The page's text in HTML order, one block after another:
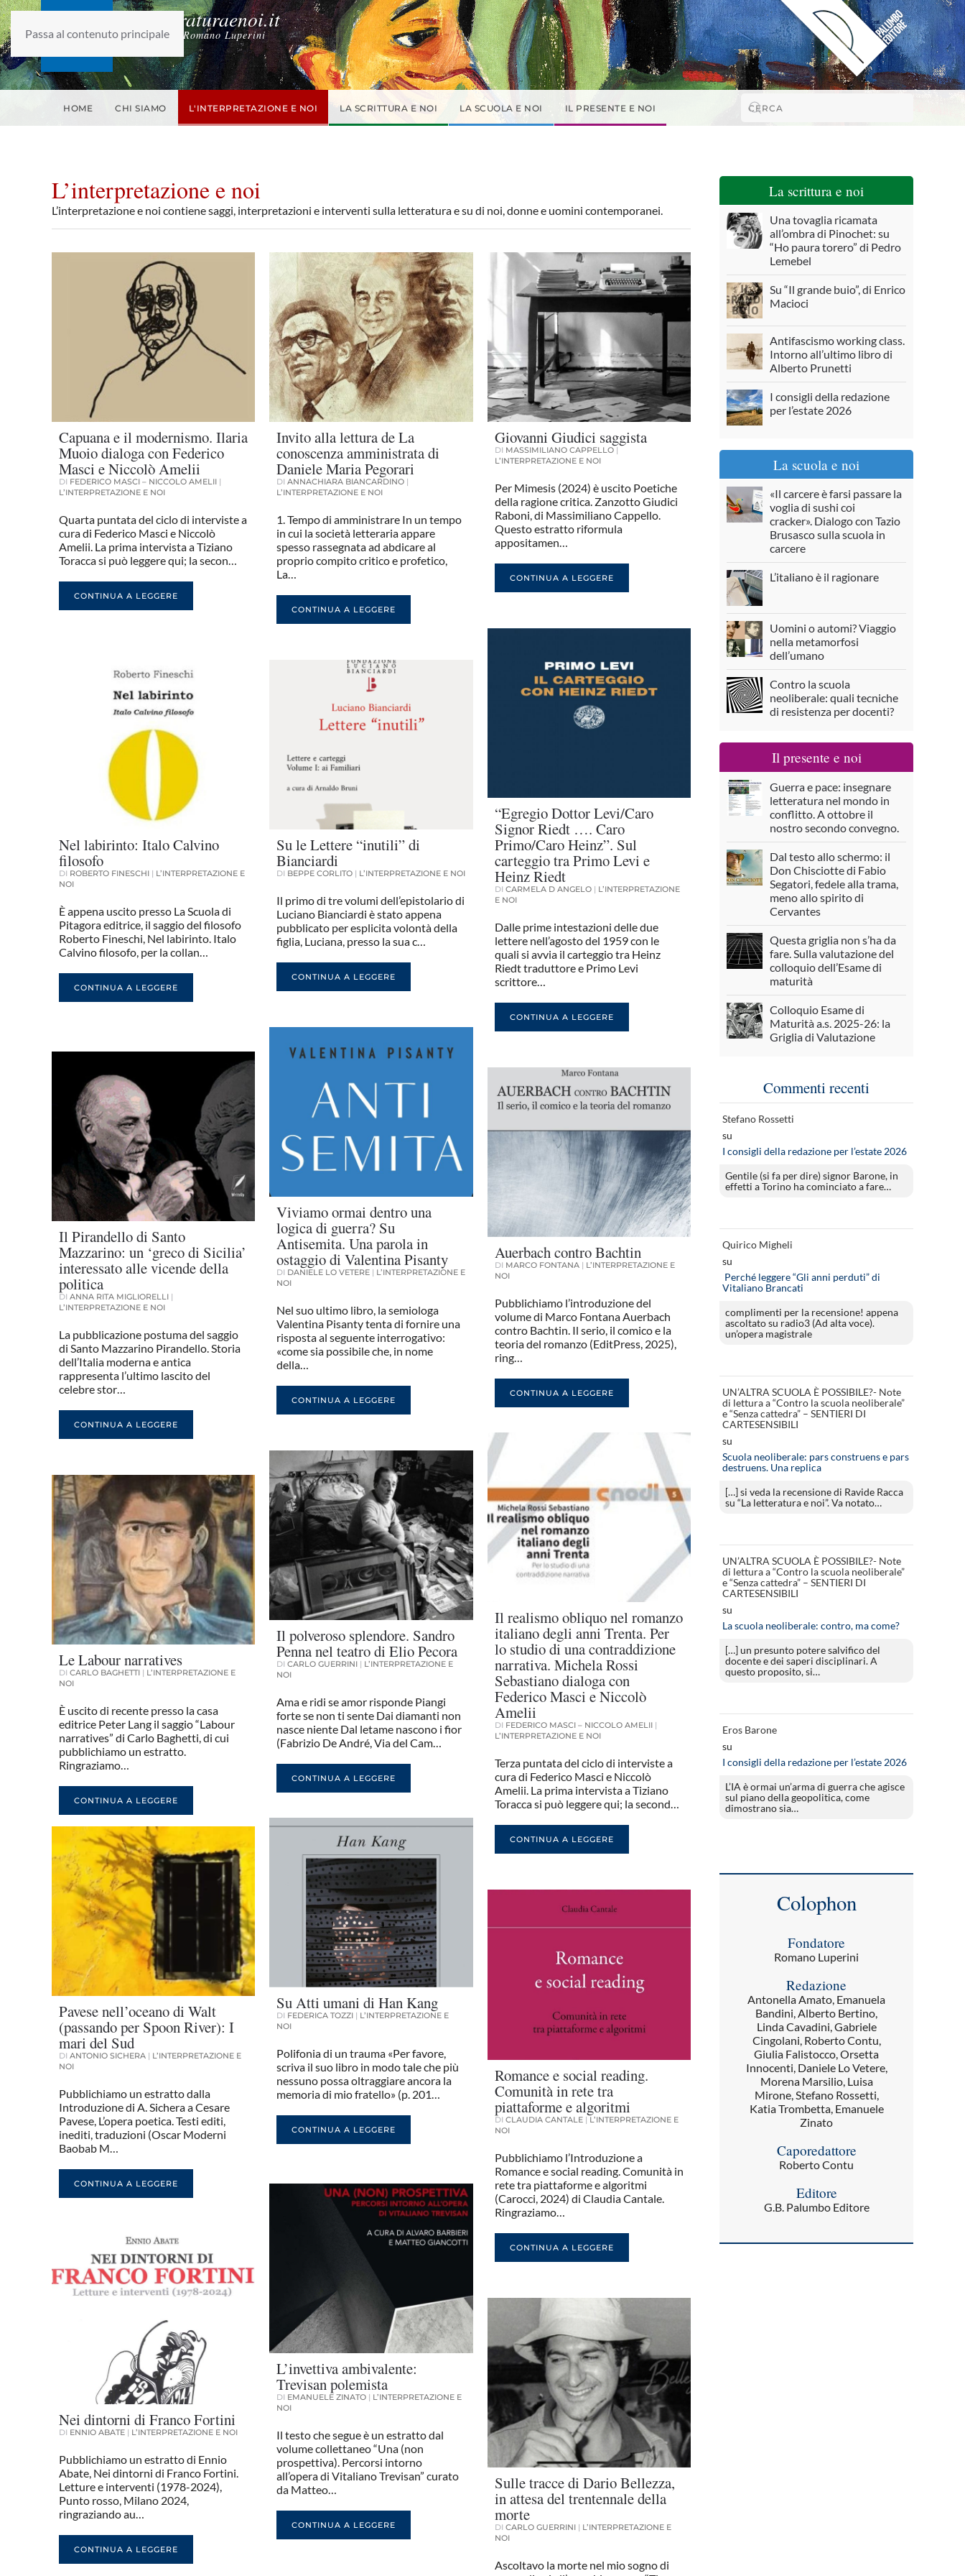
Passa al contenuto principale
laletteraturaenoi.it
fondato da Romano Luperini
HOME CHI SIAMO L'INTERPRETAZIONE E NOI LA SCRITTURA E NOI LA SCUOLA E NOI IL PRESENTE E NOI
L’interpretazione e noi
L’interpretazione e noi contiene saggi, interpretazioni e interventi sulla letteratura e su di noi, donne e uomini contemporanei.
Capuana e il modernismo. Ilaria
Muoio dialoga con Federico
Masci e Niccolò Amelii
DI FEDERICO MASCI – NICCOLO AMELII |
L’INTERPRETAZIONE E NOI
Quarta puntata del ciclo di interviste a
cura di Federico Masci e Niccolò
Amelii. La prima intervista a Tiziano
Toracca si può leggere qui; la secon…
CONTINUA A LEGGERE
Invito alla lettura de La
conoscenza amministrata di
Daniele Maria Pegorari
DIANNACHIARA BIANCARDINO |
L’INTERPRETAZIONE E NOI
1. Tempo di amministrare In un tempo
in cui la società letteraria appare
spesso rassegnata ad abdicare al
proprio compito critico e profetico,
La…
CONTINUA A LEGGERE
Giovanni Giudici saggista
DI MASSIMILIANO CAPPELLO|
L’INTERPRETAZIONE E NOI
Per Mimesis (2024) è uscito Poetiche
della ragione critica. Zanzotto Giudici
Raboni, di Massimiliano Cappello.
Questo estratto riformula
appositamen…
CONTINUA A LEGGERE
Nel labirinto: Italo Calvino
filosofo
DI ROBERTO FINESCHI | L’INTERPRETAZIONE E
NOI
È appena uscito presso La Scuola di
Pitagora editrice, il saggio del filosofo
Roberto Fineschi, Nel labirinto. Italo
Calvino filosofo, per la collan…
CONTINUA A LEGGERE
Su le Lettere “inutili” di
Bianciardi
DI BEPPE CORLITO | L’INTERPRETAZIONE E NOI
Il primo di tre volumi dell’epistolario di
Luciano Bianciardi è stato appena
pubblicato per esplicita volontà della
figlia, Luciana, presso la sua c…
CONTINUA A LEGGERE
“Egregio Dottor Levi/Caro
Signor Riedt …. Caro
Primo/Caro Heinz”. Sul
carteggio tra Primo Levi e
Heinz Riedt
DI CARMELA D ANGELO| L’INTERPRETAZIONE
E NOI
Dalle prime intestazioni delle due
lettere nell’agosto del 1959 con le
quali si avvia il carteggio tra Heinz
Riedt traduttore e Primo Levi
scrittore…
CONTINUA A LEGGERE
Il Pirandello di Santo
Mazzarino: un ‘greco di Sicilia’
interessato alle vicende della
politica
DI ANNA RITA MIGLIORELLI |
L’INTERPRETAZIONE E NOI
La pubblicazione postuma del saggio
di Santo Mazzarino Pirandello. Storia
dell’Italia moderna e antica
rappresenta l’ultimo lascito del
celebre stor…
CONTINUA A LEGGERE
Viviamo ormai dentro una
logica di guerra? Su
Antisemita. Una parola in
ostaggio di Valentina Pisanty
DI DANIELE LO VETERE | L’INTERPRETAZIONE E
NOI
Nel suo ultimo libro, la semiologa
Valentina Pisanty tenta di fornire una
risposta al seguente interrogativo:
«come sia possibile che, in nome
della…
CONTINUA A LEGGERE
Auerbach contro Bachtin
DI MARCO FONTANA| L’INTERPRETAZIONE E
NOI
Pubblichiamo l’introduzione del
volume di Marco Fontana Auerbach
contro Bachtin. Il serio, il comico e la
teoria del romanzo (EditPress, 2025),
ring…
CONTINUA A LEGGERE
Le Labour narratives
DI CARLO BAGHETTI | L’INTERPRETAZIONE E
NOI
È uscito di recente presso la casa
editrice Peter Lang il saggio “Labour
narratives” di Carlo Baghetti, di cui
pubblichiamo un estratto.
Ringraziamo…
CONTINUA A LEGGERE
Il polveroso splendore. Sandro
Penna nel teatro di Elio Pecora
DICARLO GUERRINI | L’INTERPRETAZIONE E
NOI
Ama e ridi se amor risponde Piangi
forte se non ti sente Dai diamanti non
nasce niente Dal letame nascono i fior
(Fabrizio De André, Via del Cam…
CONTINUA A LEGGERE
Il realismo obliquo nel romanzo
italiano degli anni Trenta. Per
lo studio di una contraddizione
narrativa. Michela Rossi
Sebastiano dialoga con
Federico Masci e Niccolò
Amelii
DI FEDERICO MASCI – NICCOLO AMELII|
L’INTERPRETAZIONE E NOI
Terza puntata del ciclo di interviste a
cura di Federico Masci e Niccolò
Amelii. La prima intervista a Tiziano
Toracca si può leggere qui; la second…
CONTINUA A LEGGERE
Pavese nell’oceano di Walt
(passando per Spoon River): I
mari del Sud
DI ANTONIO SICHERA | L’INTERPRETAZIONE E
NOI
Pubblichiamo un estratto dalla
Introduzione di A. Sichera a Cesare
Pavese, L’opera poetica. Testi editi,
inediti, traduzioni (Oscar Moderni
Baobab M…
CONTINUA A LEGGERE
Su Atti umani di Han Kang
DI FEDERICA TOZZI | L’INTERPRETAZIONE E
NOI
Polifonia di un trauma «Per favore,
scriva il suo libro in modo tale che più
nessuno possa oltraggiare ancora la
memoria di mio fratello» (p. 201…
CONTINUA A LEGGERE
Romance e social reading.
Comunità in rete tra
piattaforme e algoritmi
DI CLAUDIA CANTALE|L’INTERPRETAZIONE E
NOI
Pubblichiamo l’Introduzione a
Romance e social reading. Comunità in
rete tra piattaforme e algoritmi
(Carocci, 2024) di Claudia Cantale.
Ringraziamo…
CONTINUA A LEGGERE
Nei dintorni di Franco Fortini
DI ENNIO ABATE | L’INTERPRETAZIONE E NOI
Pubblichiamo un estratto di Ennio
Abate, Nei dintorni di Franco Fortini.
Letture e interventi (1978-2024),
Punto rosso, Milano 2024,
ringraziando au…
CONTINUA A LEGGERE
L’invettiva ambivalente:
Trevisan polemista
DI EMANUELE ZINATO | L’INTERPRETAZIONE E
NOI
Il testo che segue è un estratto dal
volume collettaneo “Una (non
prospettiva). Percorsi intorno
all’opera di Vitaliano Trevisan” curato
da Matteo…
CONTINUA A LEGGERE
Sulle tracce di Dario Bellezza,
in attesa del trentennale della
morte
DI CARLO GUERRINI| L’INTERPRETAZIONE E
NOI
Ascoltavo la morte nel mio sogno di
La scrittura e noi
Una tovaglia ricamata
all’ombra di Pinochet: su
“Ho paura torero” di Pedro
Lemebel
Su “Il grande buio”, di Enrico
Macioci
Antifascismo working class.
Intorno all’ultimo libro di
Alberto Prunetti
I consigli della redazione
per l’estate 2026
La scuola e noi
«Il carcere è farsi passare la
voglia di sushi coi
cracker». Dialogo con Tazio
Brusasco sulla scuola in
carcere
L’italiano è il ragionare
Uomini o automi? Viaggio
nella metamorfosi
dell’umano
Contro la scuola
neoliberale: quali tecniche
di resistenza per docenti?
Il presente e noi
Guerra e pace: insegnare
letteratura nel mondo in
conflitto. A ottobre il
nostro secondo convegno.
Dal testo allo schermo: il
Don Chisciotte di Fabio
Segatori, fedele alla trama,
meno allo spirito di
Cervantes
Questa griglia non s’ha da
fare. Sulla valutazione del
colloquio dell’Esame di
maturità
Colloquio Esame di
Maturità a.s. 2025-26: la
Griglia di Valutazione
Commenti recenti
Stefano Rossetti
su
I consigli della redazione per l’estate 2026
Gentile (si fa per dire) signor Barone, in
effetti a Torino ha cominciato a fare…
Quirico Migheli
su
Perché leggere “Gli anni perduti” di
Vitaliano Brancati
complimenti per la recensione! appena
ascoltato su radio3 (Ad alta voce).
un’opera magistrale
UN’ALTRA SCUOLA È POSSIBILE?- Note
di lettura a “Contro la scuola neoliberale”
e “Senza cattedra” – SENTIERI DI
CARTESENSIBILI
su
Scuola neoliberale: pars construens e pars
destruens. Una replica
[…] si veda la recensione di Ravide Racca
su “La letteratura e noi”. Va notato…
UN’ALTRA SCUOLA È POSSIBILE?- Note
di lettura a “Contro la scuola neoliberale”
e “Senza cattedra” – SENTIERI DI
CARTESENSIBILI
su
La scuola neoliberale: contro, ma come?
[…] un presunto potere salvifico del
docente e dei saperi disciplinari. A
questo proposito, si…
Eros Barone
su
I consigli della redazione per l’estate 2026
L’IA è ormai un’arma di guerra che agisce
sul piano della geopolitica, come
dimostrano sia…
Colophon
Fondatore
Romano Luperini
Redazione
Antonella Amato, Emanuela
Bandini, Alberto Bertino,
Linda Cavadini, Gabriele
Cingolani, Roberto Contu,
Giulia Falistocco, Orsetta
Innocenti, Daniele Lo Vetere,
Morena Marsilio, Luisa
Mirone, Stefano Rossetti,
Katia Trombetta, Emanuele
Zinato
Caporedattore
Roberto Contu
Editore
G.B. Palumbo Editore